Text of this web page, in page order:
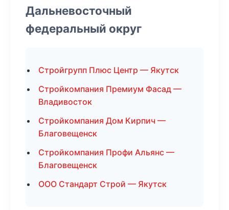
Дальневосточный
федеральный округ
Стройгрупп Плюс Центр — Якутск
Стройкомпания Премиум Фасад —
Владивосток
Стройкомпания Дом Кирпич —
Благовещенск
Стройкомпания Профи Альянс —
Благовещенск
ООО Стандарт Строй — Якутск